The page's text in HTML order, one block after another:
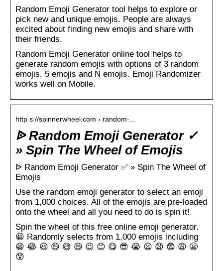
Random Emoji Generator tool helps to explore or
pick new and unique emojis. People are always
excited about finding new emojis and share with
their friends.
Random Emoji Generator online tool helps to
generate random emojis with options of 3 random
emojis, 5 emojis and N emojis. Emoji Randomizer
works well on Mobile.
http s://spinnerwheel.com › random-…
ᐉ Random Emoji Generator ✓
» Spin The Wheel of Emojis
ᐉ Random Emoji Generator ✅ » Spin The Wheel of
Emojis
Use the random emoji generator to select an emoji
from 1,000 choices. All of the emojis are pre-loaded
onto the wheel and all you need to do is spin it!
Spin the wheel of this free online emoji generator.
😀 Randomly selects from 1,000 emojis including
😁 😂 😃 😄 😅 😆 😉 😊 😋 😎 😭 😦 😧 😨 😩 😬
😰